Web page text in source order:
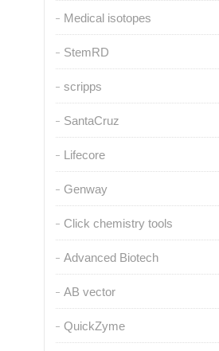
Medical isotopes
StemRD
scripps
SantaCruz
Lifecore
Genway
Click chemistry tools
Advanced Biotech
AB vector
QuickZyme